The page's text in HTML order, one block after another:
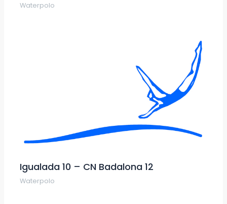
Waterpolo
Igualada 10 – CN Badalona 12
Waterpolo